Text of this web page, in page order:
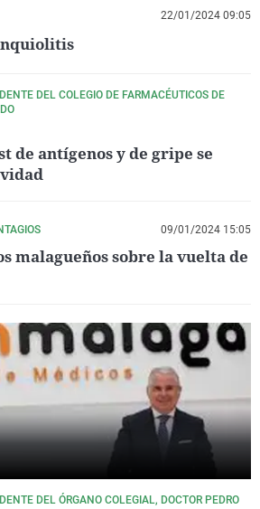
22/01/2024 09:05
DEL COLEGIO DE FARMACÉUTICOS DE
de antígenos y de gripe se
09/01/2024 15:05
malagueños sobre la vuelta de
DEL ÓRGANO COLEGIAL, DOCTOR PEDRO